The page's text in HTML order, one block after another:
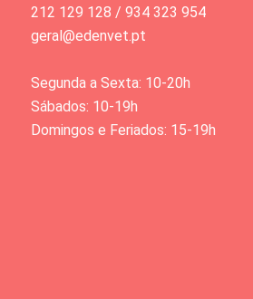
212 129 128 / 934 323 954
geral@edenvet.pt
Segunda a Sexta: 10-20h
Sábados: 10-19h
Domingos e Feriados: 15-19h